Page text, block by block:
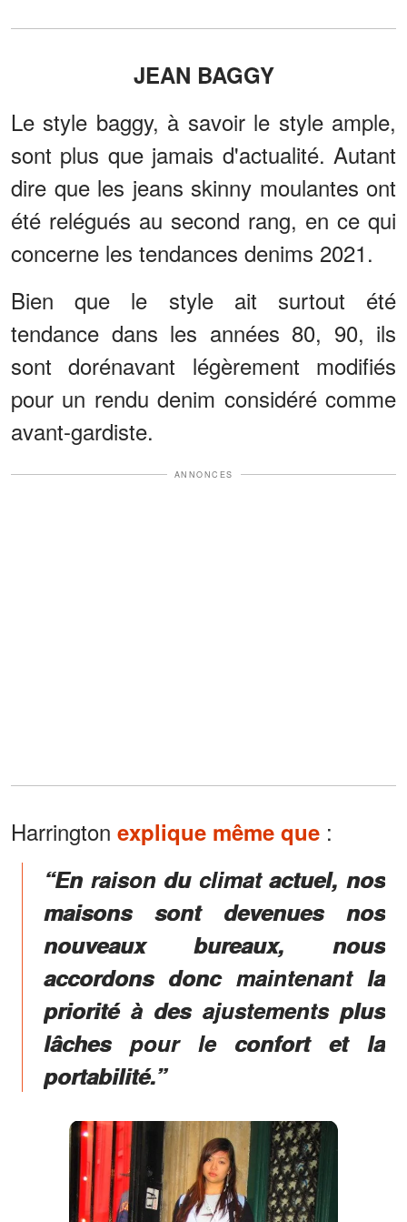
JEAN BAGGY
Le style baggy, à savoir le style ample,
sont plus que jamais d'actualité. Autant
dire que les jeans skinny moulantes ont
été relégués au second rang, en ce qui
concerne les tendances denims 2021.
Bien que le style ait surtout été
tendance dans les années 80, 90, ils
sont dorénavant légèrement modifiés
pour un rendu denim considéré comme
avant-gardiste.
ANNONCES
Harrington explique même que :
“En raison du climat actuel, nos
maisons sont devenues nos
nouveaux bureaux, nous
accordons donc maintenant la
priorité à des ajustements plus
lâches pour le confort et la
portabilité.”